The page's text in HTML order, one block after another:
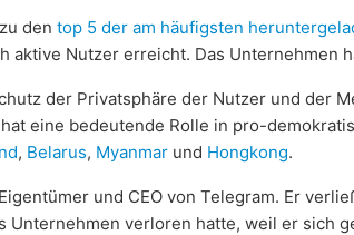
den top 5 der am häufigsten
aktive Nutzer erreicht. Das Unternehmen
der Privatsphäre der Nutzer und der
eine bedeutende Rolle in pro-
, Belarus, Myanmar und Hongkong.
und CEO von Telegram. Er
Unternehmen verloren hatte, weil er sich